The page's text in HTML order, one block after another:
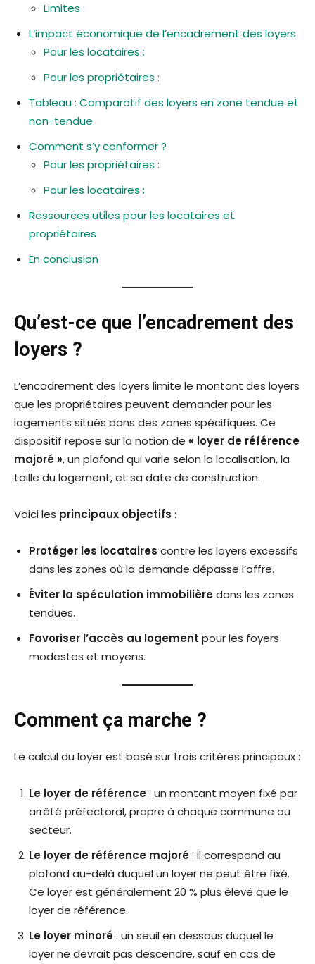
Limites :
L’impact économique de l’encadrement des loyers
Pour les locataires :
Pour les propriétaires :
Tableau : Comparatif des loyers en zone tendue et
non-tendue
Comment s’y conformer ?
Pour les propriétaires :
Pour les locataires :
Ressources utiles pour les locataires et
propriétaires
En conclusion
Qu’est-ce que l’encadrement des
loyers ?
L’encadrement des loyers limite le montant des loyers
que les propriétaires peuvent demander pour les
logements situés dans des zones spécifiques. Ce
dispositif repose sur la notion de « loyer de référence
majoré », un plafond qui varie selon la localisation, la
taille du logement, et sa date de construction.
Voici les principaux objectifs :
Protéger les locataires contre les loyers excessifs
dans les zones où la demande dépasse l’offre.
Éviter la spéculation immobilièredans les zones
tendues.
Favoriser l’accès au logement pour les foyers
modestes et moyens.
Comment ça marche ?
Le calcul du loyer est basé sur trois critères principaux :
Le loyer de référence: un montant moyen fixé par
arrêté préfectoral, propre à chaque commune ou
secteur.
Le loyer de référence majoré: il correspond au
plafond au-delà duquel un loyer ne peut être fixé.
Ce loyer est généralement 20 % plus élevé que le
loyer de référence.
Le loyer minoré: un seuil en dessous duquel le
loyer ne devrait pas descendre, sauf en cas de